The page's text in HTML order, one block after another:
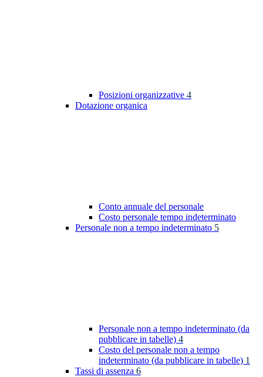
Posizioni organizzative 4
Dotazione organica
Conto annuale del personale
Costo personale tempo indeterminato
Personale non a tempo indeterminato 5
Personale non a tempo indeterminato (da
pubblicare in tabelle) 4
Costo del personale non a tempo
indeterminato (da pubblicare in tabelle) 1
Tassi di assenza 6